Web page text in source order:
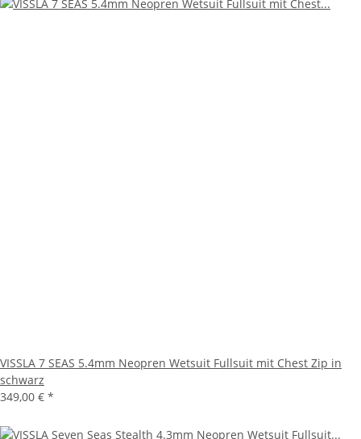
VISSLA 7 SEAS 5.4mm Neopren Wetsuit Fullsuit mit Chest Zip in
schwarz
349,00 € *